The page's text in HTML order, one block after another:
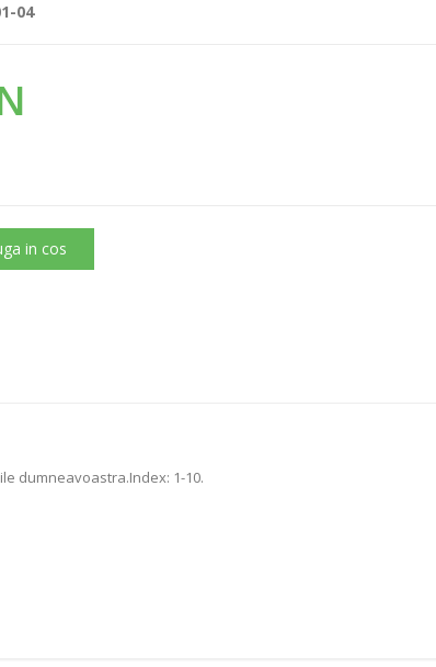
04
in cos
dumneavoastra.Index: 1-10.